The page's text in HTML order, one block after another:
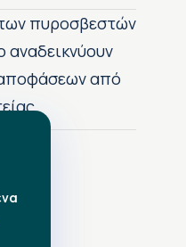
πυροσβεστών
αναδεικνύουν
αποφάσεων από